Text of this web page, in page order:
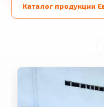
Каталог продукции